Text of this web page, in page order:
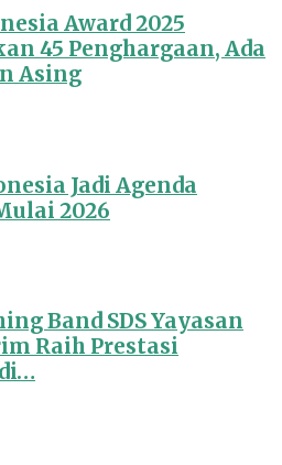
Award 2025
45 Penghargaan, Ada
Asing
Jadi Agenda
2026
Band SDS Yayasan
Raih Prestasi